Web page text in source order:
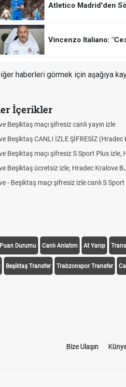
Atletico Madrid'den
Vincenzo Italiano:
haberleri görmek için aşağıya
İçerikler
Beşiktaş maçı şifresiz canlı yayın izle
Beşiktaş CANLI İZLE ŞİFRESİZ (Hradec
Beşiktaş maçı şifresiz S Sport Plus izle,
Beşiktaş ücretsiz izle, Hradec Kralove
- Beşiktaş maçı şifresiz izle canlı S
Puan Durumu Canlı Anlatım At Yarışı
Beşiktaş Transfer Trabzonspor Transfer
Bize Ulaşın